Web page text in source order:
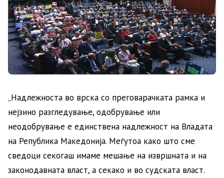
„Надлежноста во врска со преговарачката рамка и
нејзино разгледување, одобрување или
неодобрување е единствена надлежност на Владата
на Република Македонија. Меѓутоа како што сме
сведоци секогаш имаме мешање на извршната и на
законодавната власт, а секако и во судската власт.